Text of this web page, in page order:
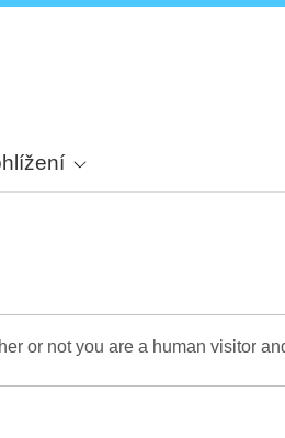
or not you are a human visitor